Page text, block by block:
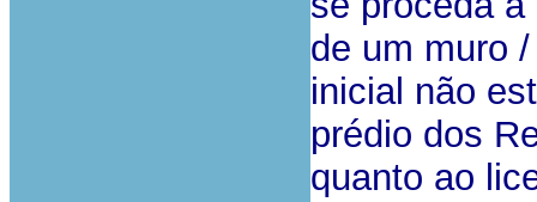
de um muro
inicial não
prédio dos
quanto ao